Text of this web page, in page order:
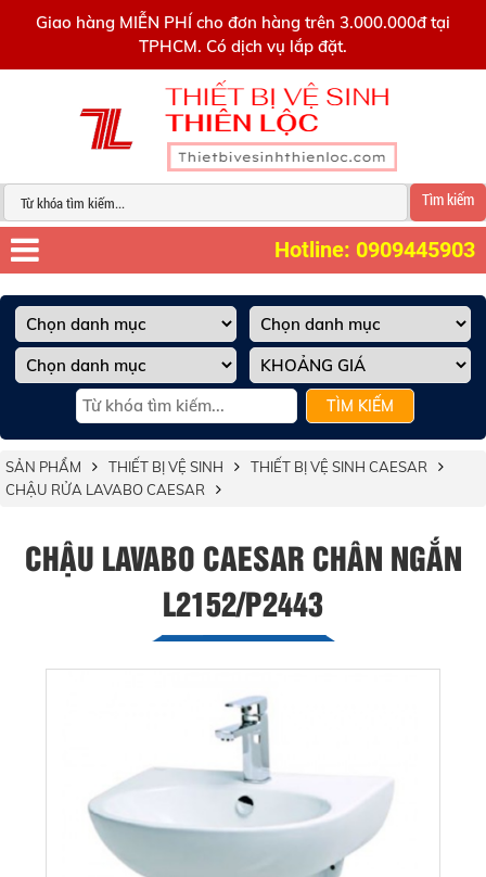
Giao hàng MIỄN PHÍ cho đơn hàng trên 3.000.000đ tại
TPHCM. Có dịch vụ lắp đặt.
Tìm kiếm
Hotline: 0909445903
TÌM KIẾM
SẢN PHẨM THIẾT BỊ VỆ SINH
THIẾT BỊ VỆ SINH CAESAR
CHẬU RỬA LAVABO CAESAR
CHẬU LAVABO CAESAR CHÂN NGẮN
L2152/P2443
0909445903